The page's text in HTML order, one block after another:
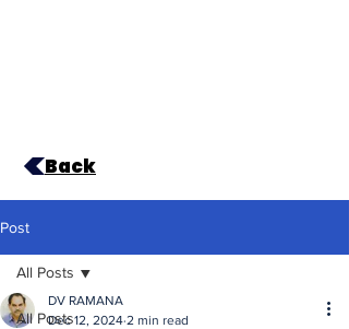
Back
Post
All Posts
All Posts
DV RAMANA
Dec 12, 2024 2 min read